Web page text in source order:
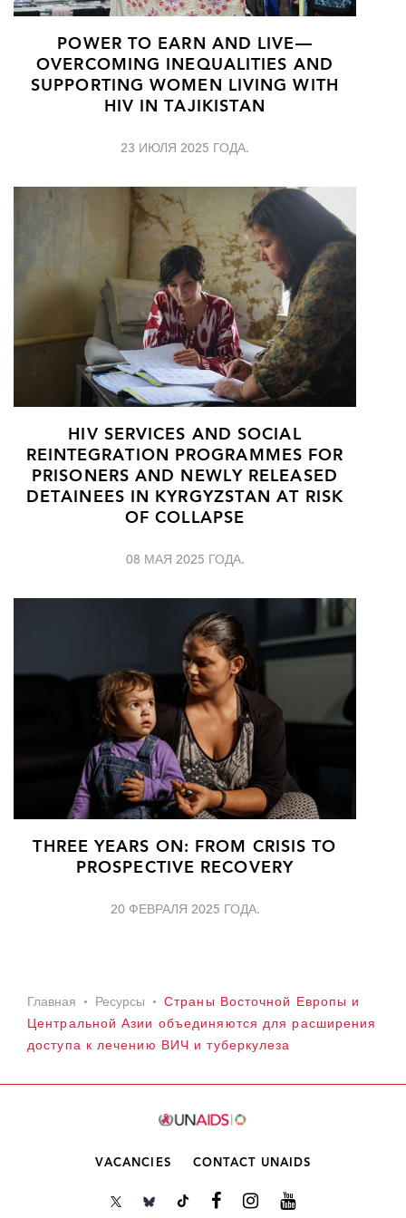
POWER TO EARN AND LIVE—
OVERCOMING INEQUALITIES AND
SUPPORTING WOMEN LIVING WITH
HIV IN TAJIKISTAN
23 ИЮЛЯ 2025 ГОДА.
HIV SERVICES AND SOCIAL
REINTEGRATION PROGRAMMES FOR
PRISONERS AND NEWLY RELEASED
DETAINEES IN KYRGYZSTAN AT RISK
OF COLLAPSE
08 МАЯ 2025 ГОДА.
THREE YEARS ON: FROM CRISIS TO
PROSPECTIVE RECOVERY
20 ФЕВРАЛЯ 2025 ГОДА.
Главная Ресурсы
Страны Восточной Европы и
Центральной Азии объединяются для расширения
доступа к лечению ВИЧ и туберкулеза
VACANCIES CONTACT UNAIDS